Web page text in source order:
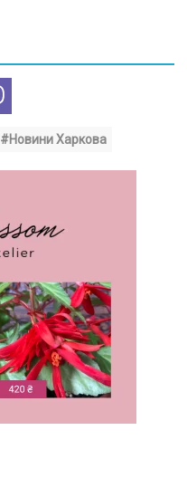
#Новини Харкова